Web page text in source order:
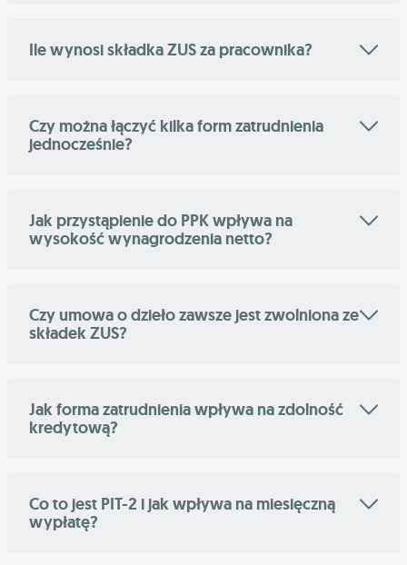
Ile wynosi składka ZUS za pracownika?
Czy można łączyć kilka form zatrudnienia
jednocześnie?
Jak przystąpienie do PPK wpływa na
wysokość wynagrodzenia netto?
Czy umowa o dzieło zawsze jest zwolniona ze
składek ZUS?
Jak forma zatrudnienia wpływa na zdolność
kredytową?
Co to jest PIT-2 i jak wpływa na miesięczną
wypłatę?